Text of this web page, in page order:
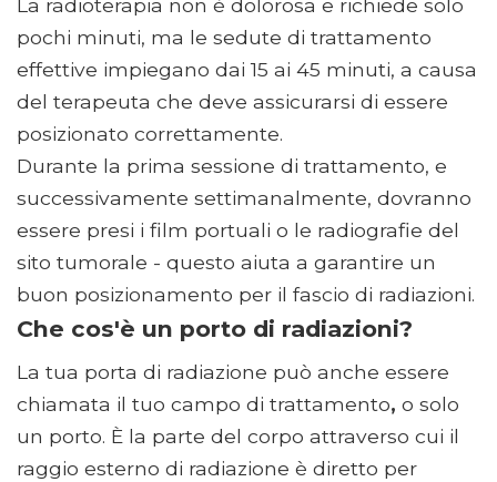
La radioterapia non è dolorosa e richiede solo
pochi minuti, ma le sedute di trattamento
effettive impiegano dai 15 ai 45 minuti, a causa
del terapeuta che deve assicurarsi di essere
posizionato correttamente.
Durante la prima sessione di trattamento, e
successivamente settimanalmente, dovranno
essere presi i film portuali o le radiografie del
sito tumorale - questo aiuta a garantire un
buon posizionamento per il fascio di radiazioni.
Che cos'è un porto di radiazioni?
La tua porta di radiazione può anche essere
chiamata il tuo campo di trattamento, o solo
un porto. È la parte del corpo attraverso cui il
raggio esterno di radiazione è diretto per